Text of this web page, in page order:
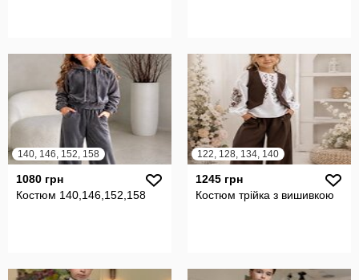
140, 146, 152, 158
1080 грн
Костюм 140,146,152,158
122, 128, 134, 140
1245 грн
Костюм трійка з вишивкою